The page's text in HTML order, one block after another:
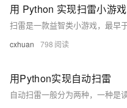
用 Python 实现扫雷小游戏
cxhuan 798
用Python实现自动扫雷